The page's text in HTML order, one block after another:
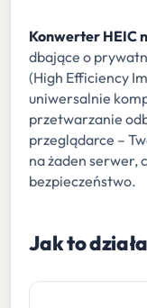
Konwerter HEIC
dbające o
(High Efficiency
uniwersalnie
przetwarzanie
przeglądarce –
na żaden serwer,
bezpieczeństwo.
Jak to działa